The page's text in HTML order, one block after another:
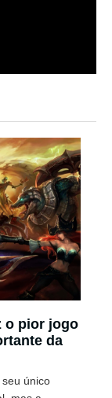
o pior jogo
da
único